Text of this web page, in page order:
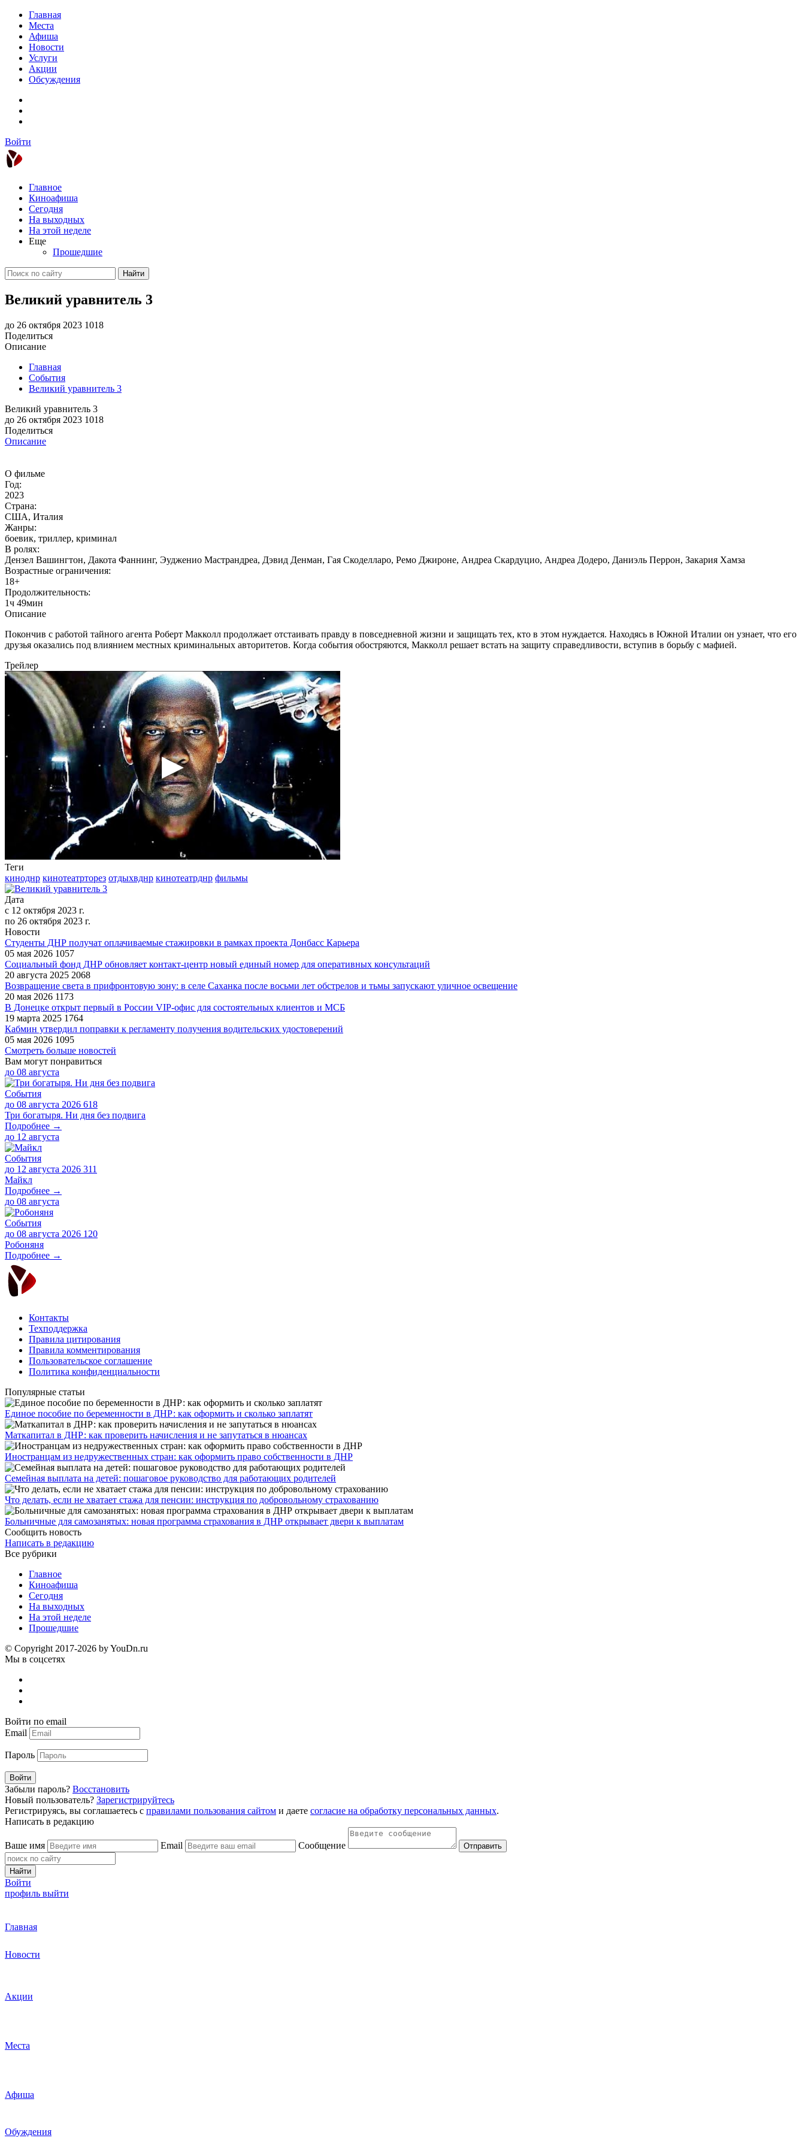
Главная
Места
Афиша
Новости
Услуги
Акции
Обсуждения
Войти
Главное
Киноафиша
Сегодня
На выходных
На этой неделе
Еще
Прошедшие
Найти
Великий уравнитель 3
до 26 октября 2023 1018
Поделиться
Описание
Главная
События
Великий уравнитель 3
Великий уравнитель 3
до 26 октября 2023 1018
Поделиться
Описание
О фильме
Год:
2023
Страна:
США, Италия
Жанры:
боевик, триллер, криминал
В ролях:
Дензел Вашингтон, Дакота Фаннинг, Эудженио Мастрандреа, Дэвид Денман, Гая Скоделларо, Ремо Джироне, Андреа Скардуцио, Андреа Додеро, Даниэль Перрон, Закария Хамза
Возрастные ограничения:
18+
Продолжительность:
1ч 49мин
Описание
Покончив с работой тайного агента Роберт Макколл продолжает отстаивать правду в повседневной жизни и защищать тех, кто в этом нуждается. Находясь в Южной Италии он узнает, что его
друзья оказались под влиянием местных криминальных авторитетов. Когда события обостряются, Макколл решает встать на защиту справедливости, вступив в борьбу с мафией.
Трейлер
Теги
киноднр кинотеатрторез отдыхвднр кинотеатрднр фильмы
Дата
с 12 октября 2023 г.
по 26 октября 2023 г.
Новости
Студенты ДНР получат оплачиваемые стажировки в рамках проекта Донбасс Карьера
05 мая 2026 1057
Социальный фонд ДНР обновляет контакт-центр новый единый номер для оперативных консультаций
20 августа 2025 2068
Возвращение света в прифронтовую зону: в селе Саханка после восьми лет обстрелов и тьмы запускают уличное освещение
20 мая 2026 1173
В Донецке открыт первый в России VIP-офис для состоятельных клиентов и МСБ
19 марта 2025 1764
Кабмин утвердил поправки к регламенту получения водительских удостоверений
05 мая 2026 1095
Смотреть больше новостей
Вам могут понравиться
до 08 августа
События
до 08 августа 2026 618
Три богатыря. Ни дня без подвига
Подробнее →
до 12 августа
События
до 12 августа 2026 311
Майкл
Подробнее →
до 08 августа
События
до 08 августа 2026 120
Робоняня
Подробнее →
Контакты
Техподдержка
Правила цитирования
Правила комментирования
Пользовательское соглашение
Политика конфиденциальности
Популярные статьи
Единое пособие по беременности в ДНР: как оформить и сколько заплатят
​Маткапитал в ДНР: как проверить начисления и не запутаться в нюансах
Иностранцам из недружественных стран: как оформить право собственности в ДНР
Семейная выплата на детей: пошаговое руководство для работающих родителей
Что делать, если не хватает стажа для пенсии: инструкция по добровольному страхованию
Больничные для самозанятых: новая программа страхования в ДНР открывает двери к выплатам
Сообщить новость
Написать в редакцию
Все рубрики
Главное
Киноафиша
Сегодня
На выходных
На этой неделе
Прошедшие
© Copyright 2017-2026 by YouDn.ru
Мы в соцсетях
Войти по email
Email
Пароль
Войти
Забыли пароль? Восстановить
Новый пользователь? Зарегистрируйтесь
Регистрируясь, вы соглашаетесь с правилами пользования сайтом и даете согласие на обработку персональных данных.
Написать в редакцию
Ваше имя Email Сообщение Отправить
Найти
Войти
профиль выйти
Главная
Новости
Акции
Места
Афиша
Обуждения